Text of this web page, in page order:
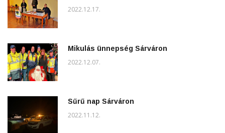
2022.12.17.
Mikulás ünnepség Sárváron
2022.12.07.
Sűrű nap Sárváron
2022.11.12.